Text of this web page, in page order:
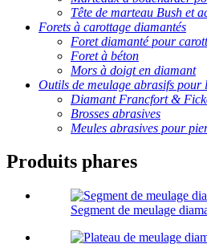
Tête de marteau Bush et
Forets à carottage diamantés
Foret diamanté pour
Foret à béton
Mors à doigt en diamant
Outils de meulage abrasifs pour
Diamant Francfort &
Brosses abrasives
Meules abrasives pour
Produits phares
Segment de meulage